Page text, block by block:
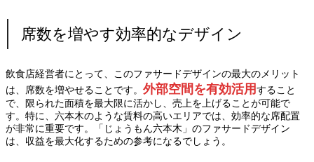
席数を増やす効率的なデザイン
飲食店経営者にとって、このファサードデザインの最大のメリット
は、席数を増やせることです。 外部空間を有効活用すること
で、限られた面積を最大限に活かし、売上を上げることが可能で
す。特に、六本木のような賃料の高いエリアでは、効率的な席配置
が非常に重要です。「じょうもん六本木」のファサードデザイン
は、収益を最大化するための参考になるでしょう。